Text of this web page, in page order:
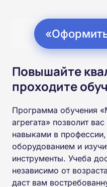
Повышайте
проходите
Программа обучения
агрегата» позволит
навыками в
оборудованием и
инструменты. Учеба
независимо от
даст вам